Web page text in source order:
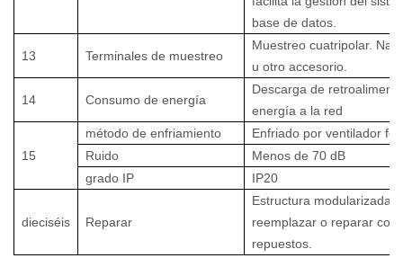
base de datos.
13 Terminales de muestreo
Muestreo cuatripolar.
u otro accesorio.
14 Consumo de energía
Descarga de
energía a la red
15
método de enfriamiento
Enfriado por ventilador
Ruido
Menos de 70 dB
grado IP
IP20
dieciséis Reparar
Estructura modularizada.
reemplazar o reparar con
repuestos.